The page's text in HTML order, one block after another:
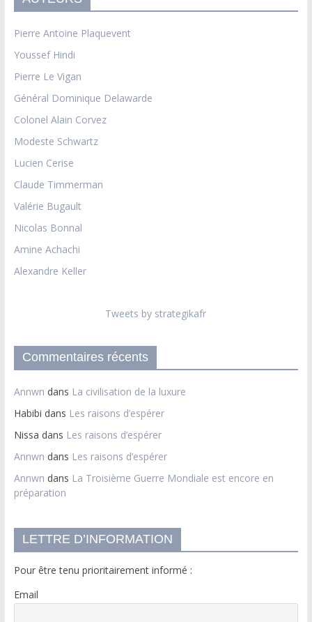
Pierre Antoine Plaquevent
Youssef Hindi
Pierre Le Vigan
Général Dominique Delawarde
Colonel Alain Corvez
Modeste Schwartz
Lucien Cerise
Claude Timmerman
Valérie Bugault
Nicolas Bonnal
Amine Achachi
Alexandre Keller
Tweets by strategikafr
Commentaires récents
Annwn dans La civilisation de la luxure
Habibi dans Les raisons d’espérer
Nissa dans Les raisons d’espérer
Annwn dans Les raisons d’espérer
Annwn dans La Troisième Guerre Mondiale est encore en
préparation
LETTRE D’INFORMATION
Pour être tenu prioritairement informé :
Email